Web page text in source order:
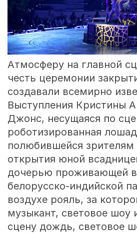
Атмосферу на главной
честь церемонии
создавали всемирно
Выступления Кристины
Джонс, несущаяся по
роботизированная
полюбившейся
открытия юной
дочерью проживающей
белорусско-индийской
воздухе рояль, за
музыкант, световое шоу
сцену дождь, световое